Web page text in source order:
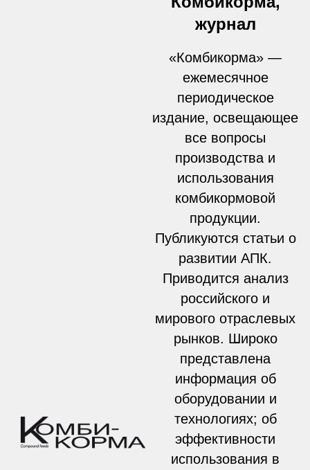
журнал
«Комбикорма» —
ежемесячное
периодическое
издание, освещающее
все вопросы
производства и
использования
комбикормовой
продукции.
Публикуются статьи о
развитии АПК.
Приводится анализ
российского и
мирового отраслевых
рынков. Широко
представлена
информация об
оборудовании и
технологиях; об
эффективности
использования в